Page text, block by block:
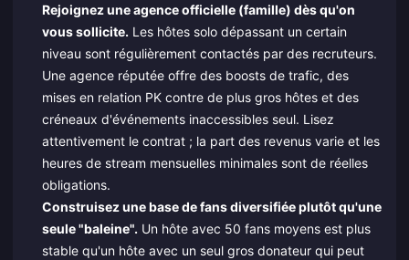
Rejoignez une agence officielle (famille) dès qu'on
vous sollicite. Les hôtes solo dépassant un certain
niveau sont régulièrement contactés par des recruteurs.
Une agence réputée offre des boosts de trafic, des
mises en relation PK contre de plus gros hôtes et des
créneaux d'événements inaccessibles seul. Lisez
attentivement le contrat ; la part des revenus varie et les
heures de stream mensuelles minimales sont de réelles
obligations.
Construisez une base de fans diversifiée plutôt qu'une
seule "baleine". Un hôte avec 50 fans moyens est plus
stable qu'un hôte avec un seul gros donateur qui peut